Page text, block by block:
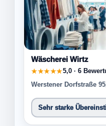
Wäscherei Wirtz
★★★★★5,0 · 6
Werstener Dorfstraße
Sehr starke